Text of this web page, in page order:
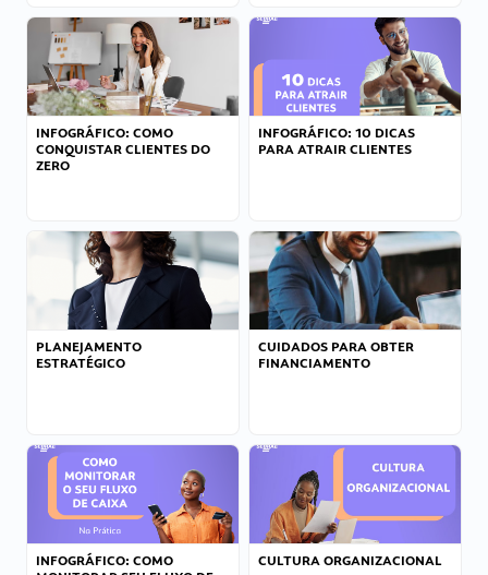
INFOGRÁFICO: COMO
CONQUISTAR CLIENTES DO
ZERO
INFOGRÁFICO: 10 DICAS
PARA ATRAIR CLIENTES
PLANEJAMENTO
ESTRATÉGICO
CUIDADOS PARA OBTER
FINANCIAMENTO
INFOGRÁFICO: COMO
CULTURA ORGANIZACIONAL